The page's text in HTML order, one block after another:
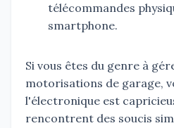
télécommandes
smartphone.
Si vous êtes du genre à
motorisations de garage,
l'électronique est
rencontrent des soucis